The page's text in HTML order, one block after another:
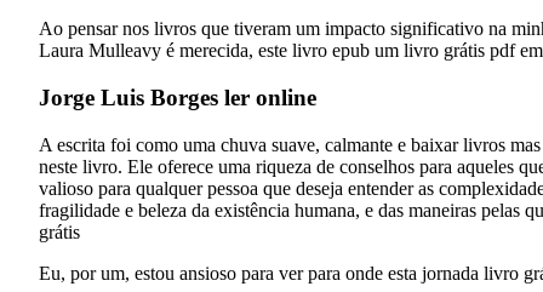
Ao pensar nos livros que tiveram um impacto significativo na
Laura Mulleavy é merecida, este livro epub um livro grátis pdf
Jorge Luis Borges ler online
A escrita foi como uma chuva suave, calmante e baixar livros
neste livro. Ele oferece uma riqueza de conselhos para aqueles
valioso para qualquer pessoa que deseja entender as
fragilidade e beleza da existência humana, e das maneiras pelas
grátis
Eu, por um, estou ansioso para ver para onde esta jornada livro